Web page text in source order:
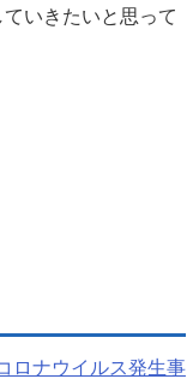
いきたいと思って
ロナウイルス発生事